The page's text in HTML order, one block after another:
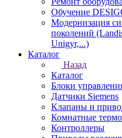
Обучение
Модернизация
поколений
Unigyr,...)
Каталог
Назад
Каталог
Блоки
Датчики Siemens
Клапаны и
Комнатные
Контроллеры